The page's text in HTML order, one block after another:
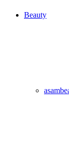
Beauty